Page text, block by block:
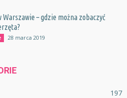
Warszawie – gdzie można zobaczyć
28 marca 2019
197